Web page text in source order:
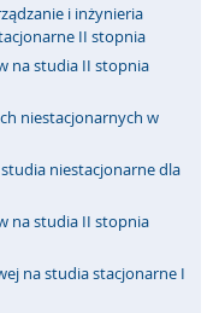
i inżynieria
II stopnia
na studia II stopnia
niestacjonarnych w
niestacjonarne dla
na studia II stopnia
na studia stacjonarne I